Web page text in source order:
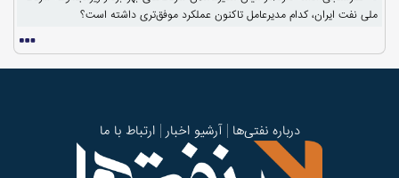
ملی نفت ایران، کدام مدیرعامل تاکنون عملکرد موفق‌تری داشته است؟
درباره نفتی‌ها آرشیو اخبار ارتباط با ما